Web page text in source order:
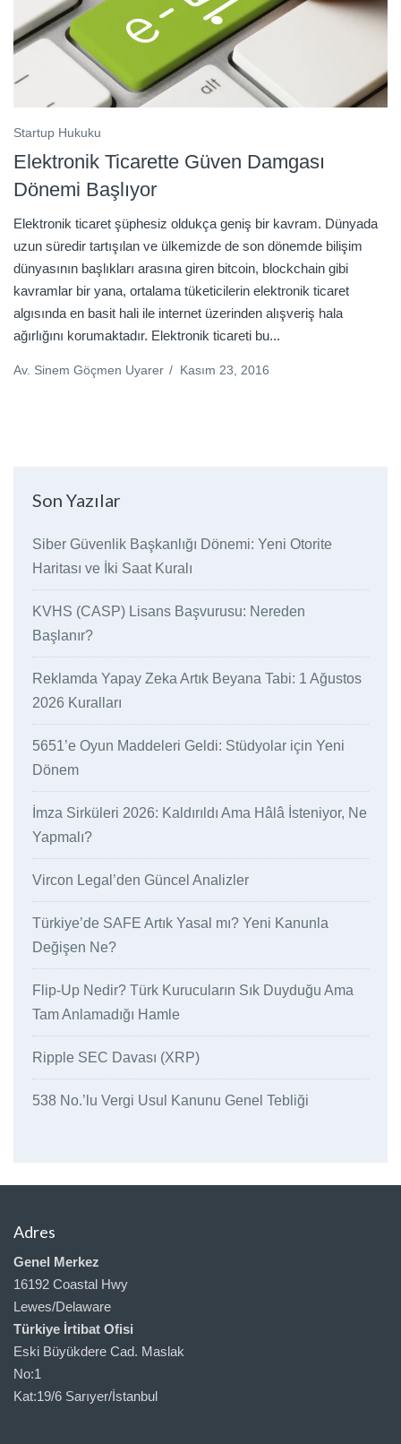
Startup Hukuku
Elektronik Ticarette Güven Damgası
Dönemi Başlıyor
Elektronik ticaret şüphesiz oldukça geniş bir kavram. Dünyada
uzun süredir tartışılan ve ülkemizde de son dönemde bilişim
dünyasının başlıkları arasına giren bitcoin, blockchain gibi
kavramlar bir yana, ortalama tüketicilerin elektronik ticaret
algısında en basit hali ile internet üzerinden alışveriş hala
ağırlığını korumaktadır. Elektronik ticareti bu...
Av. Sinem Göçmen Uyarer / Kasım 23, 2016
Son Yazılar
Siber Güvenlik Başkanlığı Dönemi: Yeni Otorite
Haritası ve İki Saat Kuralı
KVHS (CASP) Lisans Başvurusu: Nereden
Başlanır?
Reklamda Yapay Zeka Artık Beyana Tabi: 1 Ağustos
2026 Kuralları
5651’e Oyun Maddeleri Geldi: Stüdyolar için Yeni
Dönem
İmza Sirküleri 2026: Kaldırıldı Ama Hâlâ İsteniyor, Ne
Yapmalı?
Vircon Legal’den Güncel Analizler
Türkiye’de SAFE Artık Yasal mı? Yeni Kanunla
Değişen Ne?
Flip-Up Nedir? Türk Kurucuların Sık Duyduğu Ama
Tam Anlamadığı Hamle
Ripple SEC Davası (XRP)
538 No.’lu Vergi Usul Kanunu Genel Tebliği
Adres
Genel Merkez
16192 Coastal Hwy
Lewes/Delaware
Türkiye İrtibat Ofisi
Eski Büyükdere Cad. Maslak
No:1
Kat:19/6 Sarıyer/İstanbul